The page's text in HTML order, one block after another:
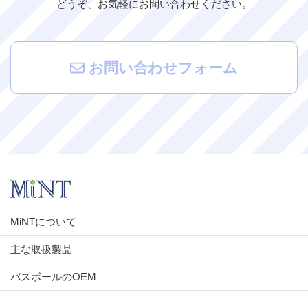
どうぞ、お気軽にお問い合わせください。
お問い合わせフォーム
MiNTについて
主な取扱製品
バスボールのOEM